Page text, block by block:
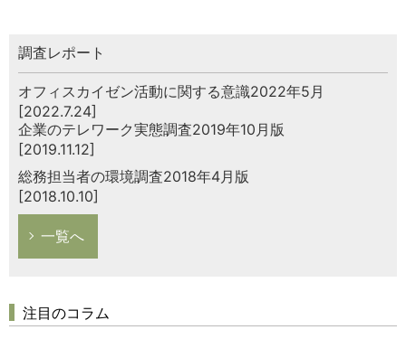
調査レポート
オフィスカイゼン活動に関する意識2022年5月
[2022.7.24]
企業のテレワーク実態調査2019年10月版
[2019.11.12]
総務担当者の環境調査2018年4月版
[2018.10.10]
一覧へ
注目のコラム